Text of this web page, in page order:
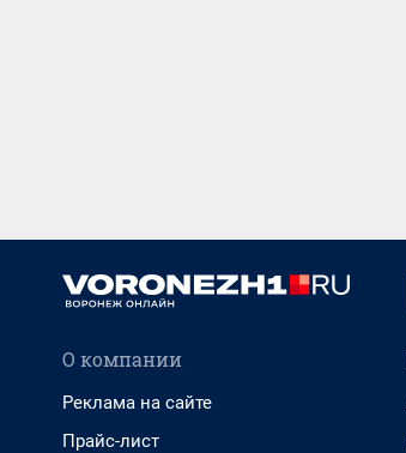
О компании
Реклама на сайте
Прайс-лист